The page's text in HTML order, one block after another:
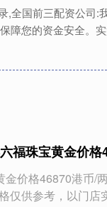
全国前三配资公
障您的资金安全
福珠宝黄金价格
价格46870港币/
仅供参考，以门